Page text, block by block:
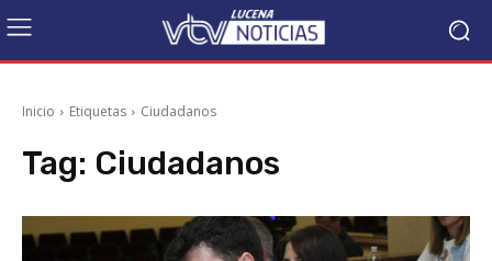
Inicio Etiquetas Ciudadanos
Tag: Ciudadanos